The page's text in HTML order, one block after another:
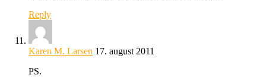
Reply
Karen M. Larsen 17. august 2011
PS.